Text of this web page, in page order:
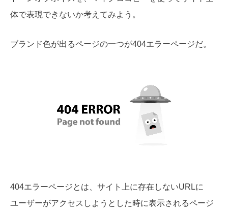
体で表現できないか考えてみよう。
ブランド色が出るページの一つが404エラーページだ。
404エラーページとは、サイト上に存在しないURLに
ユーザーがアクセスしようとした時に表示されるページ